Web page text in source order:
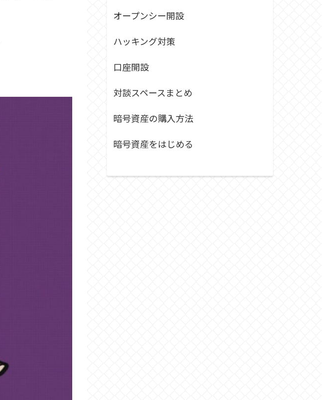
オープンシー開設
ハッキング対策
口座開設
対談スペースまとめ
暗号資産の購入方法
暗号資産をはじめる